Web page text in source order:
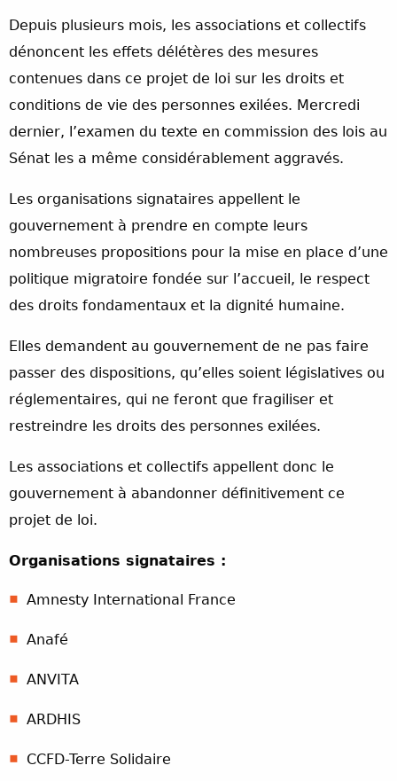
Depuis plusieurs mois, les associations et collectifs
dénoncent les effets délétères des mesures
contenues dans ce projet de loi sur les droits et
conditions de vie des personnes exilées. Mercredi
dernier, l’examen du texte en commission des lois au
Sénat les a même considérablement aggravés.
Les organisations signataires appellent le
gouvernement à prendre en compte leurs
nombreuses propositions pour la mise en place d’une
politique migratoire fondée sur l’accueil, le respect
des droits fondamentaux et la dignité humaine.
Elles demandent au gouvernement de ne pas faire
passer des dispositions, qu’elles soient législatives ou
réglementaires, qui ne feront que fragiliser et
restreindre les droits des personnes exilées.
Les associations et collectifs appellent donc le
gouvernement à abandonner définitivement ce
projet de loi.
Organisations signataires :
Amnesty International France
Anafé
ANVITA
ARDHIS
CCFD-Terre Solidaire